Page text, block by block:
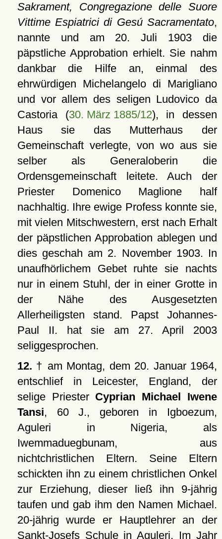
Sakrament, Congregazione delle Suore
Vittime Espiatrici di Gesú Sacramentato,
nannte und am 20. Juli 1903 die
päpstliche Approbation erhielt. Sie nahm
dankbar die Hilfe an, einmal des
ehrwürdigen Michelangelo di Marigliano
und vor allem des seligen Ludovico da
Castoria (30. März 1885/12), in dessen
Haus sie das Mutterhaus der
Gemeinschaft verlegte, von wo aus sie
selber als Generaloberin die
Ordensgemeinschaft leitete. Auch der
Priester Domenico Maglione half
nachhaltig. Ihre ewige Profess konnte sie,
mit vielen Mitschwestern, erst nach Erhalt
der päpstlichen Approbation ablegen und
dies geschah am 2. November 1903. In
unaufhörlichem Gebet ruhte sie nachts
nur in einem Stuhl, der in einer Grotte in
der Nähe des Ausgesetzten
Allerheiligsten stand. Papst Johannes-
Paul II. hat sie am 27. April 2003
seliggesprochen.
12. † am Montag, dem 20. Januar 1964,
entschlief in Leicester, England, der
selige Priester Cyprian Michael Iwene
Tansi, 60 J., geboren in Igboezum,
Aguleri in Nigeria, als
Iwemmaduegbunam, aus
nichtchristlichen Eltern. Seine Eltern
schickten ihn zu einem christlichen Onkel
zur Erziehung, dieser ließ ihn 9-jährig
taufen und gab ihm den Namen Michael.
20-jährig wurde er Hauptlehrer an der
Sankt-Josefs Schule in Aguleri. Im Jahr